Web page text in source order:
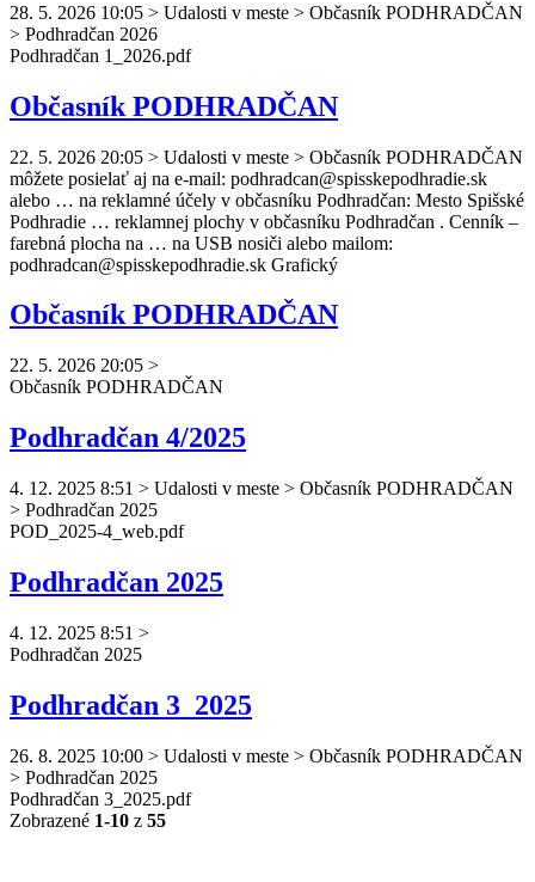
28. 5. 2026 10:05 > Udalosti v meste > Občasník PODHRADČAN
> Podhradčan 2026
Podhradčan 1_2026.pdf
Občasník PODHRADČAN
22. 5. 2026 20:05 > Udalosti v meste > Občasník PODHRADČAN
môžete posielať aj na e-mail: podhradcan@spisskepodhradie.sk
alebo … na reklamné účely v občasníku Podhradčan: Mesto Spišské
Podhradie … reklamnej plochy v občasníku Podhradčan . Cenník –
farebná plocha na … na USB nosiči alebo mailom:
podhradcan@spisskepodhradie.sk Grafický
Občasník PODHRADČAN
22. 5. 2026 20:05 >
Občasník PODHRADČAN
Podhradčan 4/2025
4. 12. 2025 8:51 > Udalosti v meste > Občasník PODHRADČAN
> Podhradčan 2025
POD_2025-4_web.pdf
Podhradčan 2025
4. 12. 2025 8:51 >
Podhradčan 2025
Podhradčan 3_2025
26. 8. 2025 10:00 > Udalosti v meste > Občasník PODHRADČAN
> Podhradčan 2025
Podhradčan 3_2025.pdf
Zobrazené 1-10 z 55